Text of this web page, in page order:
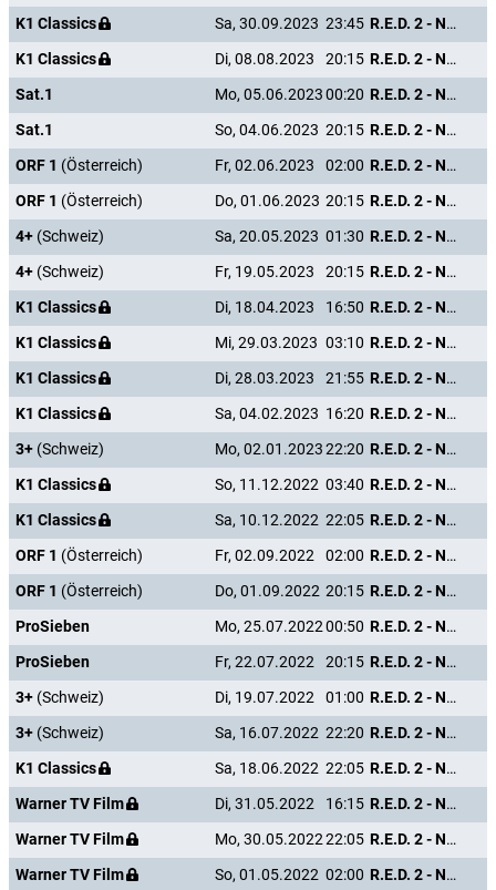
K1 Classics Sa, 30.09.2023 23:45
R.E.D. 2 - Noch Älter. Härter. Besser.
K1 Classics
Di, 08.08.2023 20:15
R.E.D. 2 - Noch Älter. Härter. Besser.
Sat.1
Mo, 05.06.202300:20
R.E.D. 2 - Noch Älter. Härter. Besser.
Sat.1
So, 04.06.2023 20:15
R.E.D. 2 - Noch Älter. Härter. Besser.
ORF 1 (Österreich) Fr, 02.06.2023 02:00
R.E.D. 2 - Noch Älter. Härter. Besser.
ORF 1 (Österreich) Do, 01.06.2023 20:15
R.E.D. 2 - Noch Älter. Härter. Besser.
4+ (Schweiz) Sa, 20.05.2023 01:30
R.E.D. 2 - Noch Älter. Härter. Besser.
4+ (Schweiz) Fr, 19.05.2023 20:15
R.E.D. 2 - Noch Älter. Härter. Besser.
K1 Classics
Di, 18.04.2023 16:50
R.E.D. 2 - Noch Älter. Härter. Besser.
K1 Classics
Mi, 29.03.2023 03:10
R.E.D. 2 - Noch Älter. Härter. Besser.
K1 Classics
Di, 28.03.2023 21:55
R.E.D. 2 - Noch Älter. Härter. Besser.
K1 Classics
Sa, 04.02.2023 16:20
R.E.D. 2 - Noch Älter. Härter. Besser.
3+ (Schweiz) Mo, 02.01.202322:20
R.E.D. 2 - Noch Älter. Härter. Besser.
K1 Classics
So, 11.12.2022 03:40
R.E.D. 2 - Noch Älter. Härter. Besser.
K1 Classics
Sa, 10.12.2022 22:05
R.E.D. 2 - Noch Älter. Härter. Besser.
ORF 1 (Österreich) Fr, 02.09.2022 02:00
R.E.D. 2 - Noch Älter. Härter. Besser.
ORF 1 (Österreich) Do, 01.09.2022 20:15
R.E.D. 2 - Noch Älter. Härter. Besser.
ProSieben
Mo, 25.07.202200:50
R.E.D. 2 - Noch Älter. Härter. Besser.
ProSieben
Fr, 22.07.2022 20:15
R.E.D. 2 - Noch Älter. Härter. Besser.
3+ (Schweiz) Di, 19.07.2022 01:00
R.E.D. 2 - Noch Älter. Härter. Besser.
3+ (Schweiz) Sa, 16.07.2022 22:20
R.E.D. 2 - Noch Älter. Härter. Besser.
K1 Classics
Sa, 18.06.2022 22:05
R.E.D. 2 - Noch Älter. Härter. Besser.
Warner TV Film
Di, 31.05.2022 16:15
R.E.D. 2 - Noch Älter. Härter. Besser.
Warner TV Film
Mo, 30.05.202222:05
R.E.D. 2 - Noch Älter. Härter. Besser.
Warner TV Film
So, 01.05.2022 02:00
R.E.D. 2 - Noch Älter. Härter. Besser.